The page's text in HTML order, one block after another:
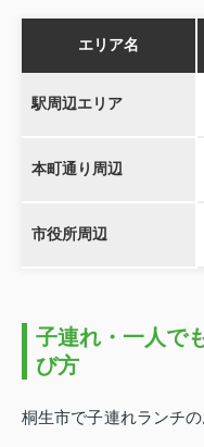
エリア名
駅周辺エリア
本町通り周辺
市役所周辺
子連れ・一人で
び方
桐生市で子連れランチ